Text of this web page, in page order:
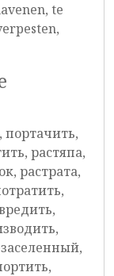
te
портачить,
растяпа,
растрата,